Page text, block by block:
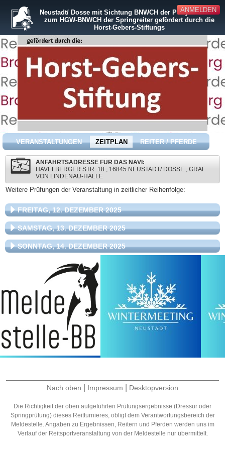
ANMELDEN
Neustadt/ Dosse mit Sichtung BNWCH der Ponyreiter und
zum HGW-BNWCH der Springreiter gefördert durch die
Horst-Gebers-Stiftungs
VERANSTALTUNGEN ZEITPLAN REITER / PFERDE
ANFAHRTSADRESSE FÜR DAS NAVI:
HAVELBERGER STR. 18 , 16845 NEUSTADT/ DOSSE , GRAF
VON LINDENAU-HALLE
Weitere Prüfungen der Veranstaltung in zeitlicher Reihenfolge:
FREITAG, 12. DEZEMBER 2025
SAMSTAG, 13. DEZEMBER 2025
SONNTAG, 14. DEZEMBER 2025
Nach oben Impressum Desktopversion
Die Richtigkeit der oben aufgeführten Prüfungsergebnisse (Dressur oder
Springprüfung) dieses Reitturnieres, obligt dem Verantwortungsbereich der
Meldestelle. Angaben zu Ergebnissen, Reitern und Pferden werden uns im
Verlauf der Reitsportveranstaltung von der Meldestelle nur übermittelt.